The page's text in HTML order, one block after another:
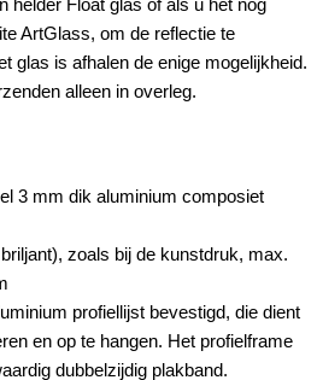
helder Float glas of als u het nog
ArtGlass, om de reflectie te
glas is afhalen de enige mogelijkheid.
alleen in overleg.
3 mm dik aluminium composiet
zoals bij de kunstdruk, max.
profiellijst bevestigd, die dient
en op te hangen. Het profielframe
dubbelzijdig plakband.